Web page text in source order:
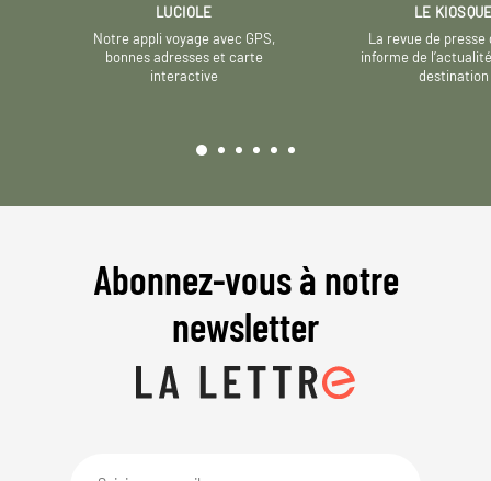
LUCIOLE
Notre appli voyage avec GPS,
bonnes adresses et carte
interactive
LE
La revue de presse
informe de
destination
Abonnez-vous à notre
newsletter